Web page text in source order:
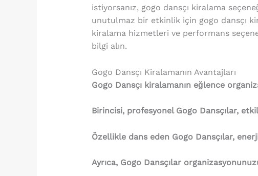
istiyorsanız, gogo dansçı kiralama
unutulmaz bir etkinlik için gogo dansçı
kiralama hizmetleri ve performans
bilgi alın.
Gogo Dansçı Kiralamanın Avantajları
Gogo Dansçı kiralamanın eğlence
Birincisi, profesyonel Gogo Dansçılar,
Özellikle dans eden Gogo Dansçılar,
Ayrıca, Gogo Dansçılar